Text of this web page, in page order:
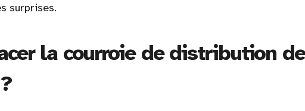
surprises.
la courroie de distribution